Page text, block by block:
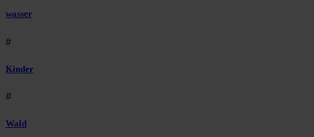
wasser
#
Kinder
#
Wald